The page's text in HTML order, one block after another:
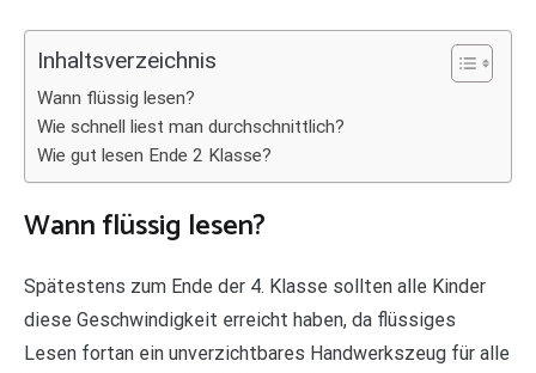
Inhaltsverzeichnis
Wann flüssig lesen?
Wie schnell liest man durchschnittlich?
Wie gut lesen Ende 2 Klasse?
Wann flüssig lesen?
Spätestens zum Ende der 4. Klasse sollten alle Kinder
diese Geschwindigkeit erreicht haben, da flüssiges
Lesen fortan ein unverzichtbares Handwerkszeug für alle